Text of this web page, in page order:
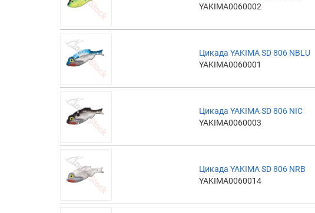
YAKIMA0060002
Цикада YAKIMA SD 806 NBLU
YAKIMA0060001
Цикада YAKIMA SD 806 NIC
YAKIMA0060003
Цикада YAKIMA SD 806 NRB
YAKIMA0060014